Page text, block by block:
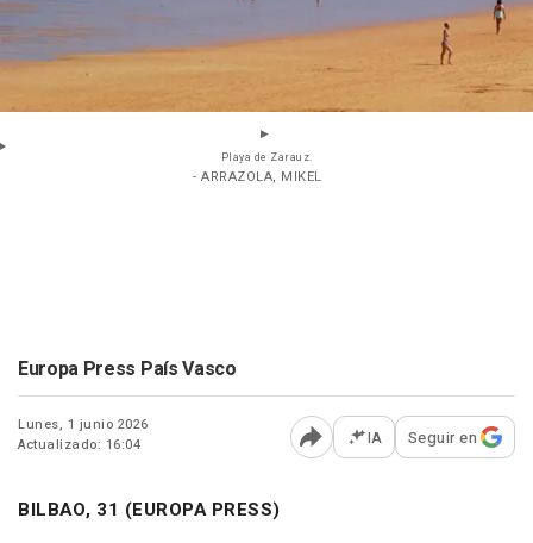
Playa de Zarauz.
- ARRAZOLA, MIKEL
Europa Press País Vasco
Lunes, 1 junio 2026
Actualizado: 16:04
Abrir opciones para
IA Seguir en
BILBAO, 31 (EUROPA PRESS)